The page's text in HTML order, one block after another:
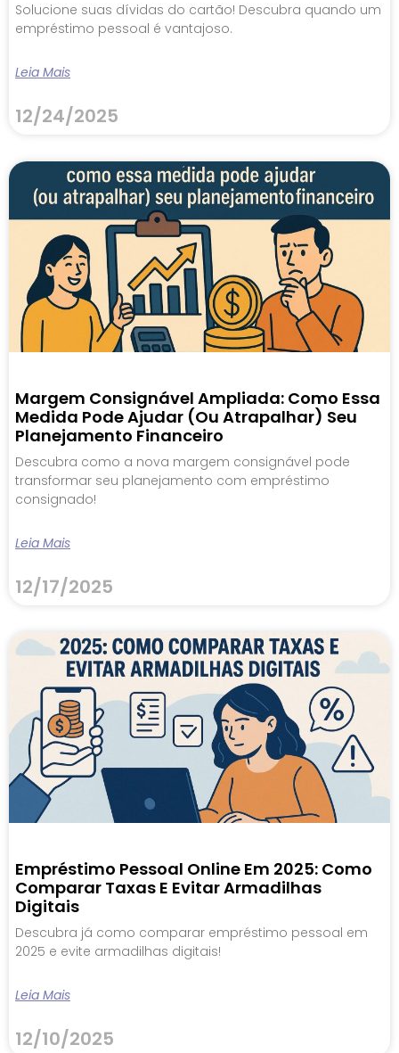
Solucione suas dívidas do cartão! Descubra quando um
empréstimo pessoal é vantajoso.
Leia Mais
12/24/2025
Margem Consignável Ampliada: Como Essa
Medida Pode Ajudar (ou Atrapalhar) Seu
Planejamento Financeiro
Descubra como a nova margem consignável pode
transformar seu planejamento com empréstimo
consignado!
Leia Mais
12/17/2025
Empréstimo Pessoal Online Em 2025: Como
Comparar Taxas E Evitar Armadilhas
Digitais
Descubra já como comparar empréstimo pessoal em
2025 e evite armadilhas digitais!
Leia Mais
12/10/2025